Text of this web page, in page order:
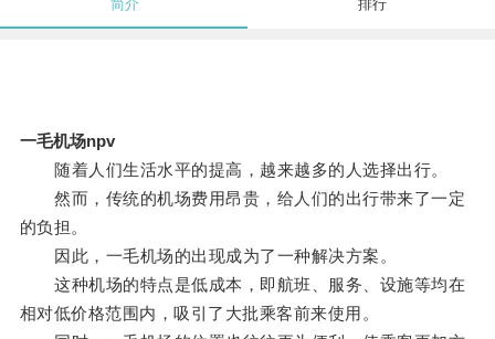
简介 排行
一毛机场npv
随着人们生活水平的提高，越来越多的人选择出行。
然而，传统的机场费用昂贵，给人们的出行带来了一定
的负担。
因此，一毛机场的出现成为了一种解决方案。
这种机场的特点是低成本，即航班、服务、设施等均在
相对低价格范围内，吸引了大批乘客前来使用。